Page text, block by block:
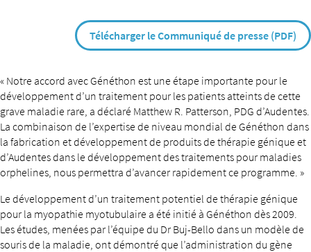
Télécharger le Communiqué de presse (PDF)
« Notre accord avec Généthon est une étape importante pour le
développement d’un traitement pour les patients atteints de cette
grave maladie rare, a déclaré Matthew R. Patterson, PDG d’Audentes.
La combinaison de l’expertise de niveau mondial de Généthon dans
la fabrication et développement de produits de thérapie génique et
d’Audentes dans le développement des traitements pour maladies
orphelines, nous permettra d’avancer rapidement ce programme. »
Le développement d’un traitement potentiel de thérapie génique
pour la myopathie myotubulaire a été initié à Généthon dès 2009.
Les études, menées par l’équipe du Dr Buj-Bello dans un modèle de
souris de la maladie, ont démontré que l’administration du gène